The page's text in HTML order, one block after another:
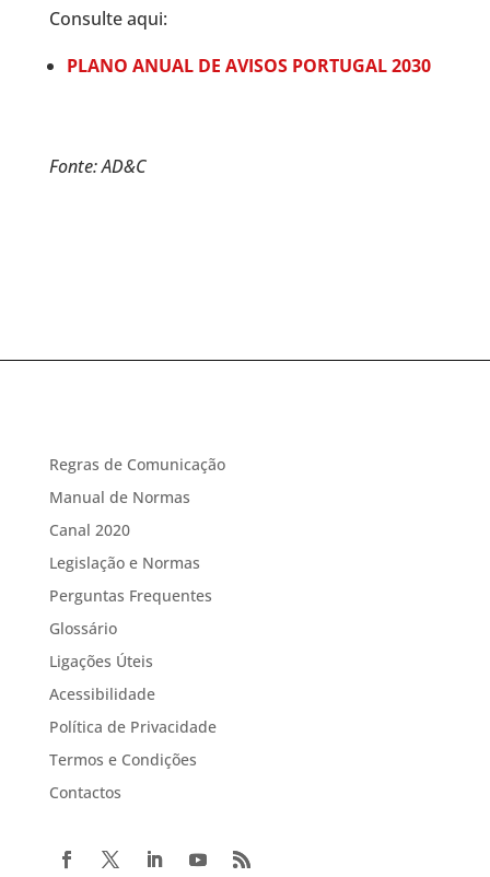
Consulte aqui:
PLANO ANUAL DE AVISOS PORTUGAL 2030
Fonte: AD&C
Regras de Comunicação
Manual de Normas
Canal 2020
Legislação e Normas
Perguntas Frequentes
Glossário
Ligações Úteis
Acessibilidade
Política de Privacidade
Termos e Condições
Contactos